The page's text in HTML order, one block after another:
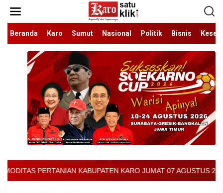
konten
Beranda
Karo Sumut Nasional Politik Bisnis
KARO JUMAT 07 AGUSTUS 2026 - ARCIS